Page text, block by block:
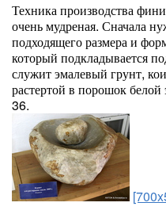
Техника производства
очень мудреная. Сначала
подходящего размера и
который подкладывается
служит эмалевый грунт,
растертой в порошок белой
36.